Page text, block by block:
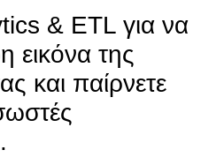
& ETL για να
εικόνα της
και παίρνετε